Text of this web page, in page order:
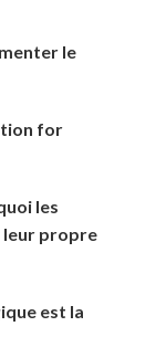
le
for
les
propre
est la